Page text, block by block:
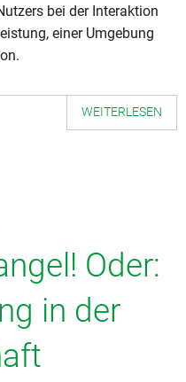
bei der Interaktion
einer Umgebung
WEITERLESEN
Oder:
in der